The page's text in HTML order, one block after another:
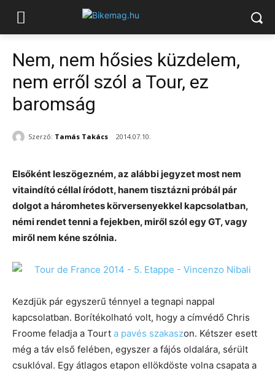
Nem, nem hősies küzdelem,
nem erről szól a Tour, ez
baromság
Szerző: Tamás Takács 2014.07.10.
Elsőként leszögezném, az alábbi jegyzet most nem
vitaindító céllal íródott, hanem tisztázni próbál pár
dolgot a háromhetes körversenyekkel kapcsolatban,
némi rendet tenni a fejekben, miről szól egy GT, vagy
miről nem kéne szólnia.
Kezdjük pár egyszerű ténnyel a tegnapi nappal
kapcsolatban. Borítékolható volt, hogy a címvédő Chris
Froome feladja a Tourt a pavés szakaszon. Kétszer esett
még a táv első felében, egyszer a fájós oldalára, sérült
csuklóval. Egy átlagos etapon ellökdöste volna csapata a